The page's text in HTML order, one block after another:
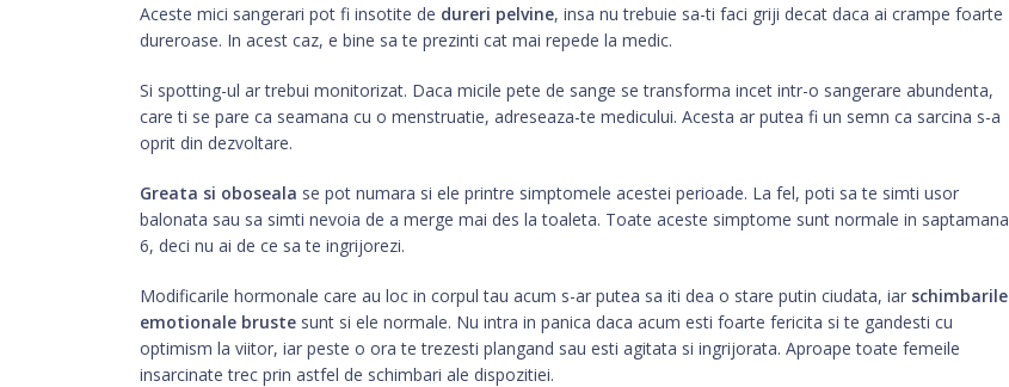
Aceste mici sangerari pot fi insotite de dureri pelvine, insa nu trebuie sa-ti faci griji decat daca ai crampe foarte
dureroase. In acest caz, e bine sa te prezinti cat mai repede la medic.
Si spotting-ul ar trebui monitorizat. Daca micile pete de sange se transforma incet intr-o sangerare abundenta,
care ti se pare ca seamana cu o menstruatie, adreseaza-te medicului. Acesta ar putea fi un semn ca sarcina s-a
oprit din dezvoltare.
Greata si oboseala se pot numara si ele printre simptomele acestei perioade. La fel, poti sa te simti usor
balonata sau sa simti nevoia de a merge mai des la toaleta. Toate aceste simptome sunt normale in saptamana
6, deci nu ai de ce sa te ingrijorezi.
Modificarile hormonale care au loc in corpul tau acum s-ar putea sa iti dea o stare putin ciudata, iar schimbarile
emotionale bruste sunt si ele normale. Nu intra in panica daca acum esti foarte fericita si te gandesti cu
optimism la viitor, iar peste o ora te trezesti plangand sau esti agitata si ingrijorata. Aproape toate femeile
insarcinate trec prin astfel de schimbari ale dispozitiei.